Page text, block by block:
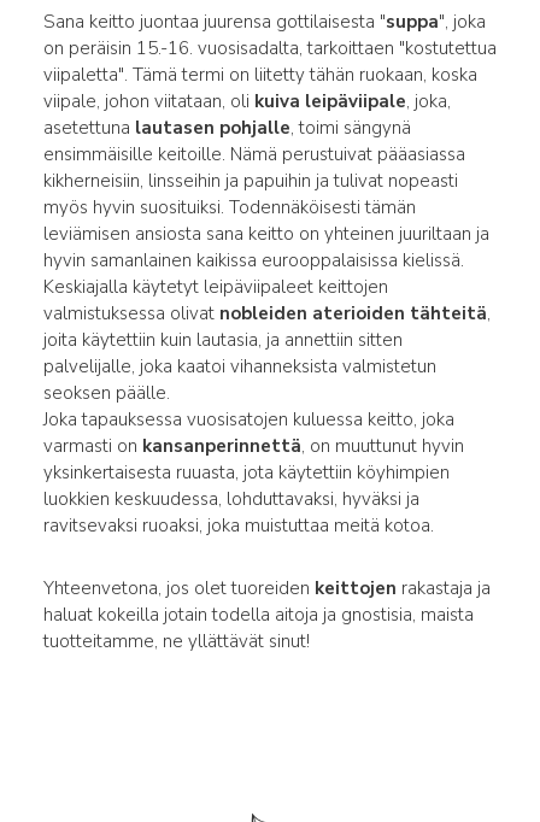
Sana keitto juontaa juurensa gottilaisesta "suppa", joka
on peräisin 15.-16. vuosisadalta, tarkoittaen "kostutettua
viipaletta". Tämä termi on liitetty tähän ruokaan, koska
viipale, johon viitataan, oli kuiva leipäviipale, joka,
asetettuna lautasen pohjalle, toimi sängynä
ensimmäisille keitoille. Nämä perustuivat pääasiassa
kikherneisiin, linsseihin ja papuihin ja tulivat nopeasti
myös hyvin suosituiksi. Todennäköisesti tämän
leviämisen ansiosta sana keitto on yhteinen juuriltaan ja
hyvin samanlainen kaikissa eurooppalaisissa kielissä.
Keskiajalla käytetyt leipäviipaleet keittojen
valmistuksessa olivat nobleiden aterioiden tähteitä,
joita käytettiin kuin lautasia, ja annettiin sitten
palvelijalle, joka kaatoi vihanneksista valmistetun
seoksen päälle.
Joka tapauksessa vuosisatojen kuluessa keitto, joka
varmasti on kansanperinnettä, on muuttunut hyvin
yksinkertaisesta ruuasta, jota käytettiin köyhimpien
luokkien keskuudessa, lohduttavaksi, hyväksi ja
ravitsevaksi ruoaksi, joka muistuttaa meitä kotoa.
Yhteenvetona, jos olet tuoreiden keittojen rakastaja ja
haluat kokeilla jotain todella aitoja ja gnostisia, maista
tuotteitamme, ne yllättävät sinut!